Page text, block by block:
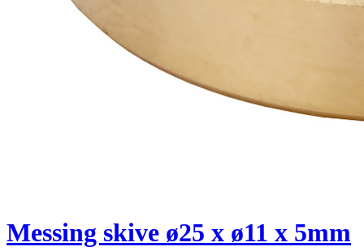
Messing skive ø25 x ø11 x 5mm